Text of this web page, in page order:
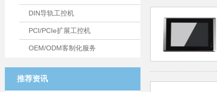
DIN导轨工控机
PCI/PCIe扩展工控机
OEM/ODM客制化服务
推荐资讯